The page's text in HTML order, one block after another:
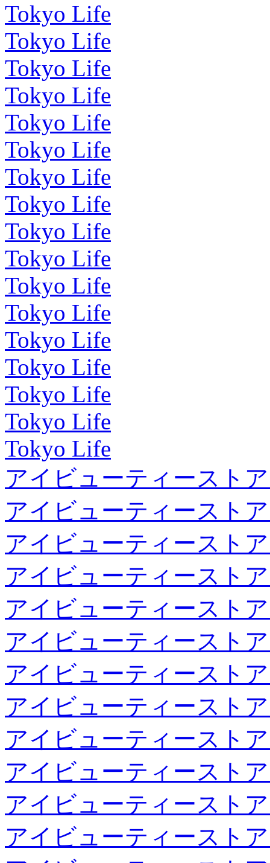
Tokyo Life
Tokyo Life
Tokyo Life
Tokyo Life
Tokyo Life
Tokyo Life
Tokyo Life
Tokyo Life
Tokyo Life
Tokyo Life
Tokyo Life
Tokyo Life
Tokyo Life
Tokyo Life
Tokyo Life
Tokyo Life
Tokyo Life
アイビューティースト
アイビューティースト
アイビューティースト
アイビューティースト
アイビューティースト
アイビューティースト
アイビューティースト
アイビューティースト
アイビューティースト
アイビューティースト
アイビューティースト
アイビューティースト